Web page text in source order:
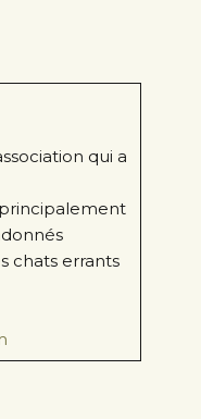
qui a
chats errants